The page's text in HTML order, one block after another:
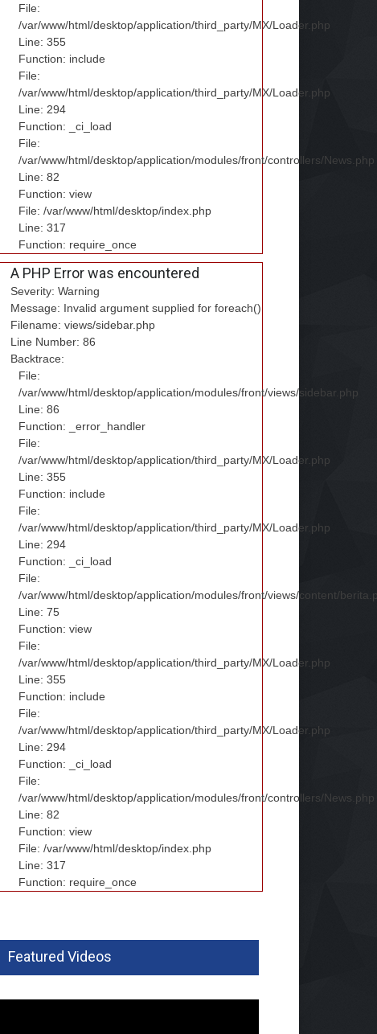
File:
/var/www/html/desktop/application/third_party/MX/Loader.php
Line: 355
Function: include
File:
/var/www/html/desktop/application/third_party/MX/Loader.php
Line: 294
Function: _ci_load
File:
/var/www/html/desktop/application/modules/front/controllers/News.php
Line: 82
Function: view
File: /var/www/html/desktop/index.php
Line: 317
Function: require_once
A PHP Error was encountered
Severity: Warning
Message: Invalid argument supplied for foreach()
Filename: views/sidebar.php
Line Number: 86
Backtrace:
File:
/var/www/html/desktop/application/modules/front/views/sidebar.php
Line: 86
Function: _error_handler
File:
/var/www/html/desktop/application/third_party/MX/Loader.php
Line: 355
Function: include
File:
/var/www/html/desktop/application/third_party/MX/Loader.php
Line: 294
Function: _ci_load
File:
/var/www/html/desktop/application/modules/front/views/content/
Line: 75
Function: view
File:
/var/www/html/desktop/application/third_party/MX/Loader.php
Line: 355
Function: include
File:
/var/www/html/desktop/application/third_party/MX/Loader.php
Line: 294
Function: _ci_load
File:
/var/www/html/desktop/application/modules/front/controllers/News.php
Line: 82
Function: view
File: /var/www/html/desktop/index.php
Line: 317
Function: require_once
Featured Videos